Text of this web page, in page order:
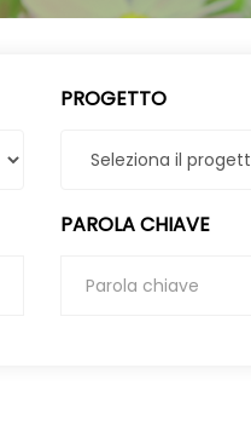
PROGETTO
PAROLA CHIAVE